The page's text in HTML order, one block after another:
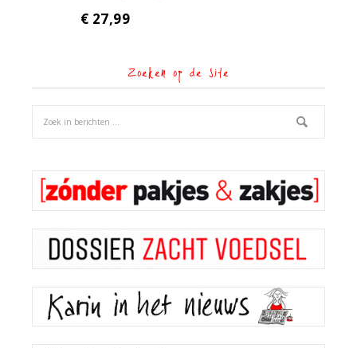
€ 27,99
Zoeken op de site